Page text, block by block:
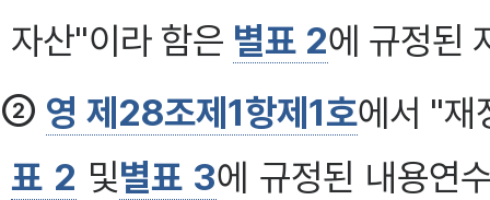
자산"이라 함은 별표 2에 규정된
② 영 제28조제1항제1호에서 "재
표 2 및별표 3에 규정된 내용연